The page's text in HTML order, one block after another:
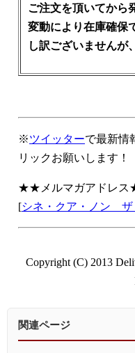
ご注文を頂いてから
変動により在庫確保
し訳ございませんが
※ツイッターで最新情
リックお願いします！
★★メルマガアドレ
[シネ・クア・ノン ザ
Copyright (C) 2013
関連ページ